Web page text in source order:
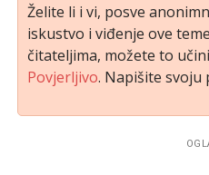
Želite li i vi, posve
iskustvo i viđenje ove
čitateljima, možete to
Povjerljivo. Napišite svoju